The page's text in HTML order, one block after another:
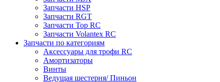
Запчасти HSP
Запчасти RGT
Запчасти Top RC
Запчасти Volantex RC
Запчасти по категориям
Аксессуары для трофи RC
Амортизаторы
Винты
Ведущая шестерня/ Пиньон